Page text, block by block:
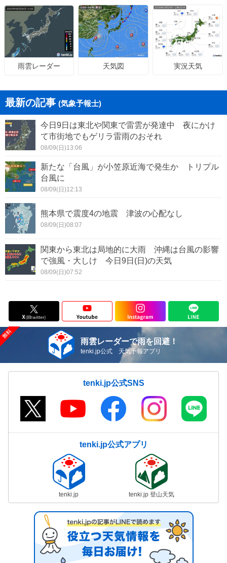
雨雲レーダー 天気図 実況天気
最新の記事 (気象予報士)
今日9日は東北や関東で雷雲が発達中 夜にかけ
て市街地でもゲリラ雷雨のおそれ
08/09(日)13:06
新たな「台風」が小笠原近海で発生か トリプル
台風に
08/09(日)12:13
熊本県で震度4の地震 津波の心配なし
08/09(日)08:07
関東から東北は局地的に大雨 沖縄は台風の影響
で強風・大しけ 今日9日(日)の天気
08/09(日)07:52
雨雲レーダーで雨を回避！
tenki.jp公式 天気予報アプリ
tenki.jp公式SNS
tenki.jp公式アプリ
tenki.jp tenki.jp 登山天気